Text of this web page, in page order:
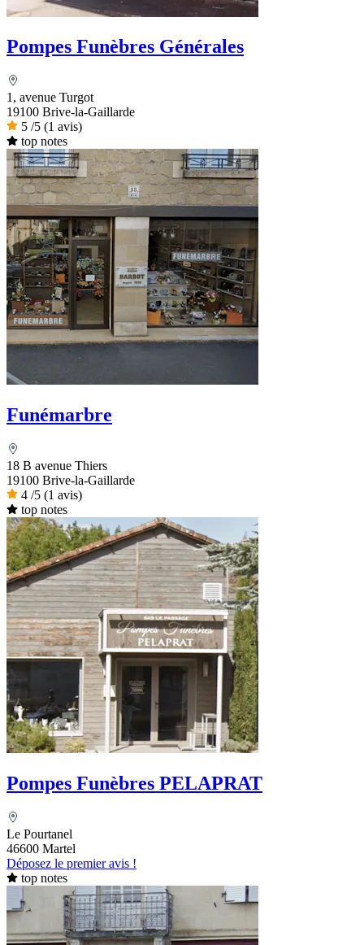
Pompes Funèbres Générales
1, avenue Turgot
19100 Brive-la-Gaillarde
5 /5 (1 avis)
top notes
Funémarbre
18 B avenue Thiers
19100 Brive-la-Gaillarde
4 /5 (1 avis)
top notes
Pompes Funèbres PELAPRAT
Le Pourtanel
46600 Martel
Déposez le premier avis !
top notes